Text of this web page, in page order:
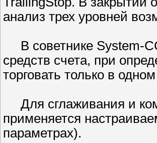
анализ трех уровней
В советнике System-
средств счета, при
торговать только в
Для сглаживания и
применяется
параметрах).